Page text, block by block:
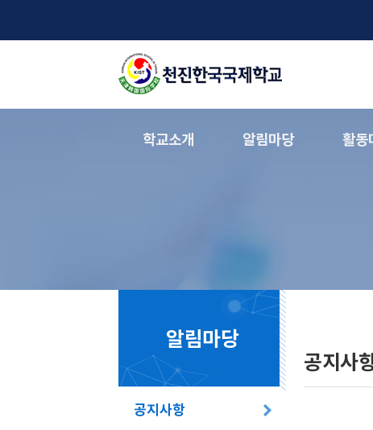
학교소개 알림마당 활동
알림마당
공지사항
공지사